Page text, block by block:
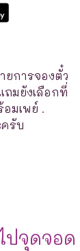
ยการจองตั๋ว
ถมยังเลือกที่
มเพย์ .
รับ
ปจุดจอด